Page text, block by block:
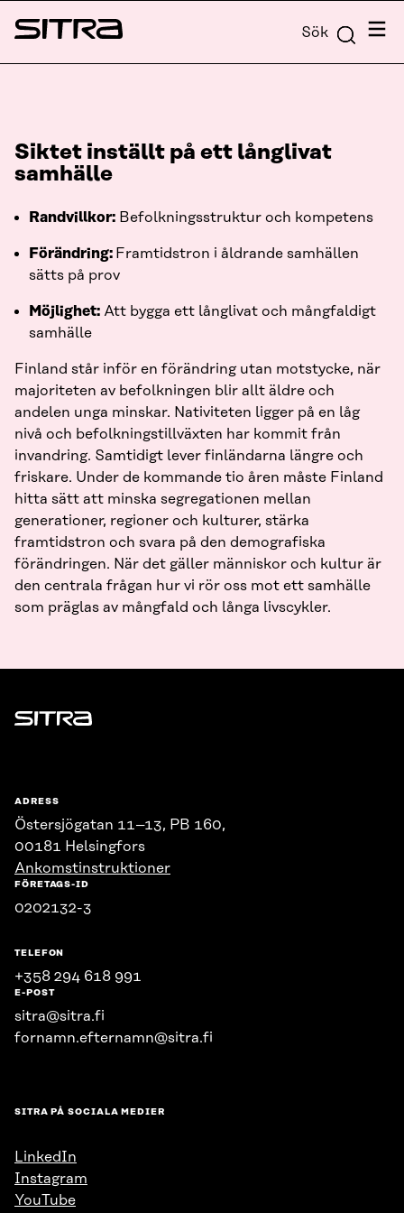
Skip to
content
Sitra Sök Meny
Siktet inställt på ett långlivat
samhälle
Randvillkor: Befolkningsstruktur och kompetens
Förändring: Framtidstron i åldrande samhällen
sätts på prov
Möjlighet: Att bygga ett långlivat och mångfaldigt
samhälle
Finland står inför en förändring utan motstycke, när
majoriteten av befolkningen blir allt äldre och
andelen unga minskar. Nativiteten ligger på en låg
nivå och befolkningstillväxten har kommit från
invandring. Samtidigt lever finländarna längre och
friskare. Under de kommande tio åren måste Finland
hitta sätt att minska segregationen mellan
generationer, regioner och kulturer, stärka
framtidstron och svara på den demografiska
förändringen. När det gäller människor och kultur är
den centrala frågan hur vi rör oss mot ett samhälle
som präglas av mångfald och långa livscykler.
Sitra
ADRESS
Östersjögatan 11–13, PB 160,
00181 Helsingfors
Ankomstinstruktioner
FÖRETAGS-ID
0202132-3
TELEFON
+358 294 618 991
E-POST
sitra@sitra.fi
fornamn.efternamn@sitra.fi
SITRA PÅ SOCIALA MEDIER
LinkedIn
Instagram
YouTube